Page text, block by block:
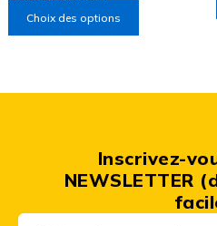
Choix des options
Inscrivez-
NEWSLETTER